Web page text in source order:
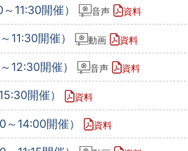
11:30開催） 音声 資料
11:30開催） 動画 資料
12:30開催） 音声 資料
開催） 資料
14:00開催） 資料